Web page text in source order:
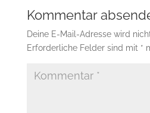
Kommentar
Deine E-Mail-Adresse wird
Erforderliche Felder sind mit *